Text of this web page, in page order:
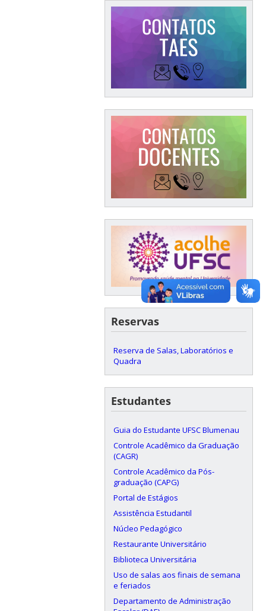
Reservas
Reserva de Salas, Laboratórios e
Quadra
Estudantes
Guia do Estudante UFSC Blumenau
Controle Acadêmico da Graduação
(CAGR)
Controle Acadêmico da Pós-
graduação (CAPG)
Portal de Estágios
Assistência Estudantil
Núcleo Pedagógico
Restaurante Universitário
Biblioteca Universitária
Uso de salas aos finais de semana
e feriados
Departamento de Administração